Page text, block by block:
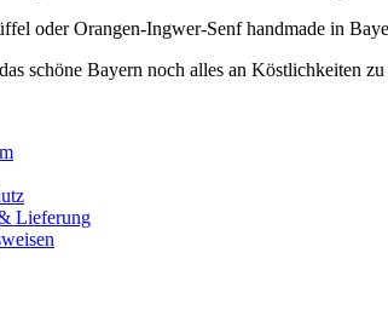
oder Orangen-Ingwer-Senf handmade in
schöne Bayern noch alles an Köstlichkeiten zu
Lieferung